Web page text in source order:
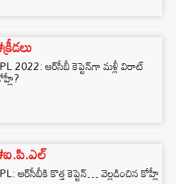
2022: ఆర్‌సీబీ కెప్టెన్‌గా మళ్లీ విరాట్
ఆర్‌సీబీకి కొత్త కెప్టెన్‌… వెల్లడించిన కోహ్లీ